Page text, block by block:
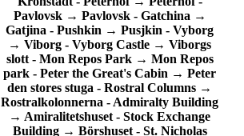
Pavlovsk→ Pavlovsk- Gatchina →
Gatjina - Pushkin → Pusjkin - Vyborg
→ Viborg - Vyborg Castle → Viborgs
slott- Mon Repos Park→ Mon Repos
park - Peter the Great's Cabin → Peter
den stores stuga - Rostral Columns →
Rostralkolonnerna - Admiralty Building
→ Amiralitetshuset - Stock Exchange
Building→ Börshuset- St. Nicholas